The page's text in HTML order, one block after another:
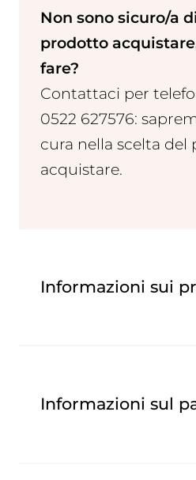
Non sono sicuro/a
prodotto
fare?
Contattaci per
0522 627576:
cura nella scelta
acquistare.
Informazioni sui
Informazioni sul